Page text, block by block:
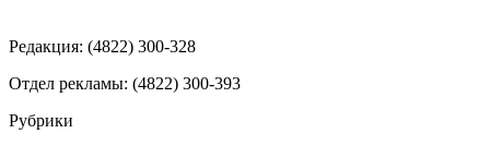
Редакция: (4822) 300-328
Отдел рекламы: (4822) 300-393
Рубрики